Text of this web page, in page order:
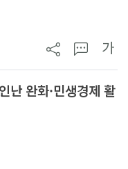
가
난 완화·민생경제 활